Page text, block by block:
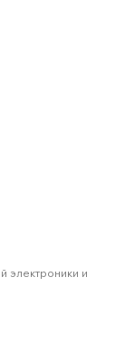
электроники и